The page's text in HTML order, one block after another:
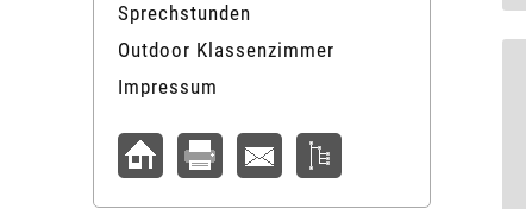
Sprechstunden
Outdoor Klassenzimmer
Impressum